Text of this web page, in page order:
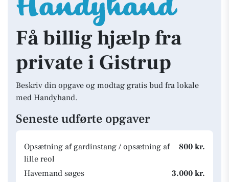
Få billig hjælp fra
private i Gistrup
Beskriv din opgave og modtag gratis bud fra lokale
med Handyhand.
Seneste udførte opgaver
Opsætning af gardinstang / opsætning af
lille reol
800 kr.
Havemand søges
3.000 kr.